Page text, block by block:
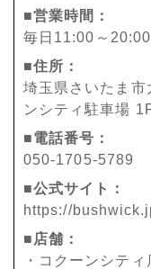
■営業時間：
毎日11:00～20:00
■住所：
埼玉県さいたま
ンシティ駐車場
■電話番号：
050-1705-5789
■公式サイト：
https://
■店舗：
・コクーンシティ